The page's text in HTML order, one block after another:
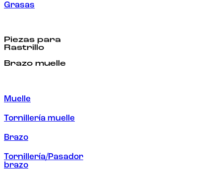
Grasas
Piezas para
Rastrillo
Brazo muelle
Muelle
Tornillería muelle
Brazo
Tornillería/Pasador
brazo